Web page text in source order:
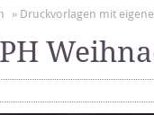
» Druckvorlagen mit